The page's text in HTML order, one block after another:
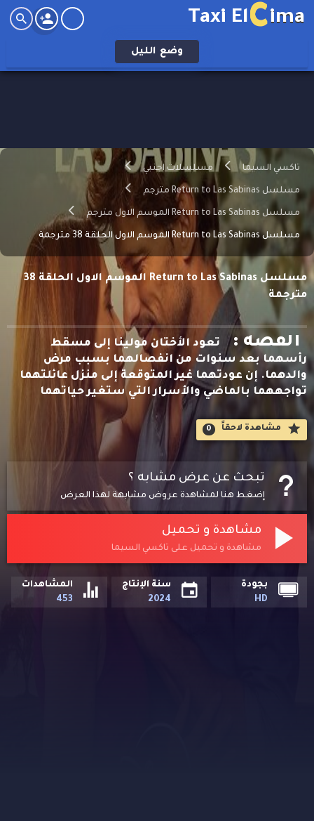
Taxi ElCima
وضع الليل
تاكسي السيما مسلسلات اجنبي
مسلسل Return to Las Sabinas مترجم
مسلسل Return to Las Sabinas الموسم الاول مترجم
مسلسل Return to Las Sabinas الموسم الاول الحلقة 38 مترجمة
مسلسل Return to Las Sabinas الموسم الاول الحلقة 38
مترجمة
القصه :
تعود الأختان مولينا إلى مسقط
رأسهما بعد سنوات من انفصالهما بسبب مرض
والدهما. إن عودتهما غير المتوقعة إلى منزل عائلتهما
تواجههما بالماضي والأسرار التي ستغير حياتهما
مشاهدة لاحقاََ 0
تبحث عن عرض مشابه ؟
إضغط هنا لمشاهدة عروض مشابهة لهذا العرض
مشاهدة و تحميل
مشاهدة و تحميل على تاكسي السيما
بجودة
HD
سنة الإنتاج
2024
المشاهدات
453